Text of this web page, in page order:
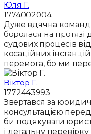
Юля Г.
1774002004
Дуже вдячна команді
боролася на протязі
судових процесів
косаційних
перемога, бо ми
Віктор Г.
1772443993
Звертався за
консультацією
би подякувати
і детальну